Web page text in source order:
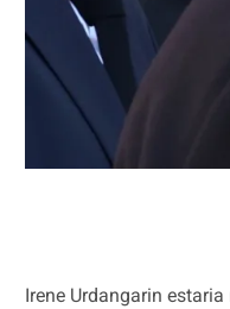
Irene Urdangarin